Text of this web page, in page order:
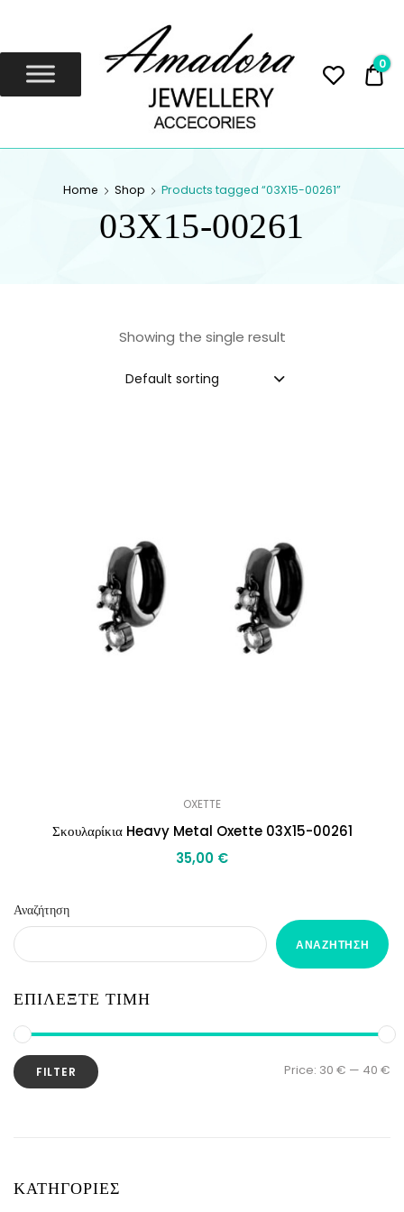
JEWELLERY
0
Home Shop Products tagged “03X15-00261”
03X15-00261
Showing the single result
Default sorting
OXETTE
Σκουλαρίκια Heavy Metal Oxette 03X15-00261
35,00 €
Αναζήτηση
ΑΝΑΖΉΤΗΣΗ
ΕΠΙΛΕΞΤΕ ΤΙΜΗ
FILTER Price: 30 € — 40 €
ΚΑΤΗΓΟΡΙΕΣ